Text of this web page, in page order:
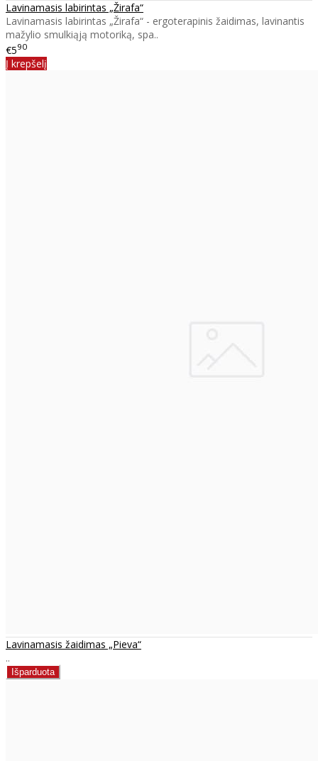
Lavinamasis labirintas „Žirafa“
Lavinamasis labirintas „Žirafa“ - ergoterapinis žaidimas, lavinantis
mažylio smulkiąją motoriką, spa..
€590
Į krepšelį
Lavinamasis žaidimas „Pieva“
..